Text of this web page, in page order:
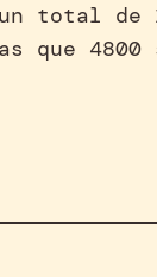
total de
que 4800